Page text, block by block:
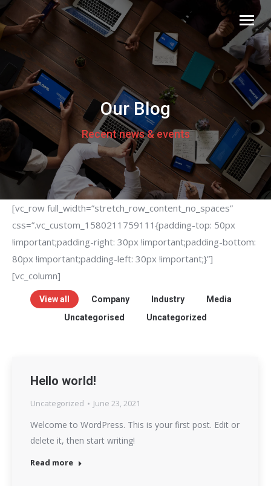
Our Blog
Recent news & events
[vc_row full_width=”stretch_row_content_no_spaces”
css=”.vc_custom_1580211759111{padding-top: 50px
!important;padding-right: 30px !important;padding-bottom:
80px !important;padding-left: 30px !important;}”]
[vc_column]
View all Company Industry
Media
Uncategorised
Uncategorized
Hello world!
Uncategorized June 23, 2021
Welcome to WordPress. This is your first post. Edit or
delete it, then start writing!
Read more